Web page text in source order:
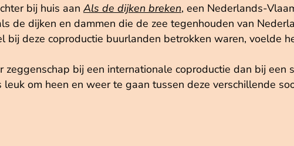
bij huis aanAls de dijken breken, een Nederlands-
de dijken en dammen die de zee tegenhouden van
bij deze coproductie buurlanden betrokken waren, voelde
zeggenschap bij een internationale coproductie dan bij een
om heen en weer te gaan tussen deze verschillende